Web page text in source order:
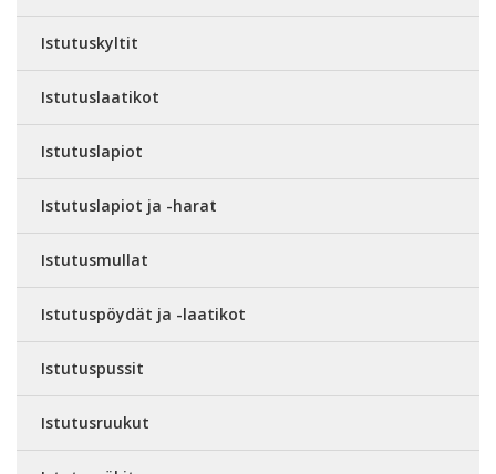
Istutuskyltit
Istutuslaatikot
Istutuslapiot
Istutuslapiot ja -harat
Istutusmullat
Istutuspöydät ja -laatikot
Istutuspussit
Istutusruukut